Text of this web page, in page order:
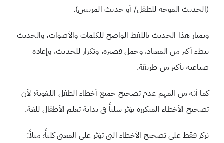
(الحديث الموجه للطفل/ أو حديث المربيين).
ويمتاز هذا الحديث باللفظ الواضح للكلمات والأصوات، والحديث
ببطء أكثر من المعتاد، وجمل قصيرة، وتكرار للحديث، وإعادة
صياغته بأكثر من طريقة.
كما أنه من المهم عدم تصحيح جميع أخطاء الطفل اللغوية؛ لأن
تصحيح الأخطاء المتكررة يؤثر سلباً في بداية تعلم الأطفال للغة.
نركز فقط على تصحيح الأخطاء التي تؤثر على المعنى كلياً؛ مثلاً: